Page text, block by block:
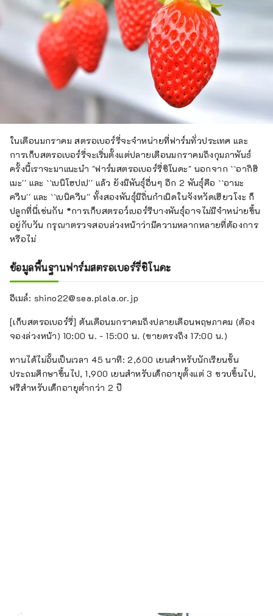
ในเดือนมกราคม สตรอเบอร์รี่จะจำหน่ายที่ฟาร์มทั่วประเทศ และ
การเก็บสตรอเบอร์รี่จะเริ่มตั้งแต่ปลายเดือนมกราคมถึงกุมภาพันธ์
ครั้งนี้เราจะมาแนะนำ "ฟาร์มสตรอเบอร์รี่ชิโนดะ" นอกจาก ``อากิฮิ
เมะ'' และ ``เบนิโฮปเป'' แล้ว ยังมีพันธุ์อื่นๆ อีก 2 พันธุ์คือ ``อามะ
ควีน'' และ ``เบนิควีน'' ทั้งสองพันธุ์มีถิ่นกำเนิดในจังหวัดเฮียวโงะ ก็
ปลูกที่นี่เช่นกัน *การเก็บสตรอว์เบอร์รีบางพันธุ์อาจไม่มีจำหน่ายขึ้น
อยู่กับวัน กรุณาตรวจสอบล่วงหน้าว่ามีความหลากหลายที่ต้องการ
หรือไม่
ข้อมูลพื้นฐานฟาร์มสตรอเบอร์รี่ชิโนดะ
อีเมล์: shino22@sea.plala.or.jp
[เก็บสตรอเบอร์รี่] ต้นเดือนมกราคมถึงปลายเดือนพฤษภาคม (ต้อง
จองล่วงหน้า) 10:00 น. - 15:00 น. (ขายตรงถึง 17:00 น.)
ทานได้ไม่อั้นเป็นเวลา 45 นาที: 2,600 เยนสำหรับนักเรียนชั้น
ประถมศึกษาขึ้นไป, 1,900 เยนสำหรับเด็กอายุตั้งแต่ 3 ขวบขึ้นไป,
ฟรีสำหรับเด็กอายุต่ำกว่า 2 ปี